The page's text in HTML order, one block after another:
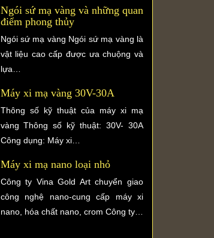
Ngói sứ mạ vàng và những quan
điểm phong thủy
Ngói sứ mạ vàng Ngói sứ mạ vàng là
vật liệu cao cấp được ưa chuộng và
lựa…
Máy xi mạ vàng 30V-30A
Thông số kỹ thuật của máy xi mạ
vàng Thông số kỹ thuật: 30V- 30A
Công dụng: Máy xi…
Máy xi mạ nano loại nhỏ
Công ty Vina Gold Art chuyển giao
công nghệ nano-cung cấp máy xi
nano, hóa chất nano, crom Công ty…